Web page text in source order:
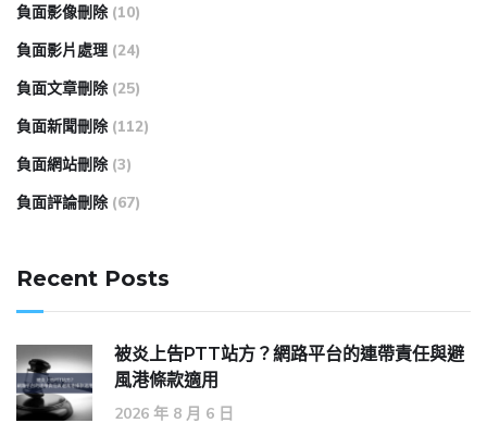
負面影像刪除 (10)
負面影片處理 (24)
負面文章刪除 (25)
負面新聞刪除 (112)
負面網站刪除 (3)
負面評論刪除 (67)
Recent Posts
被炎上告PTT站方？網路平台的連帶責任與避
風港條款適用
2026 年 8 月 6 日